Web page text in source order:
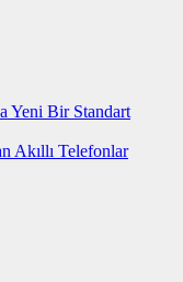
Yeni Bir Standart
Akıllı Telefonlar